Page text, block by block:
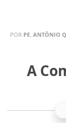
POR PE. ANTÔNIO
A